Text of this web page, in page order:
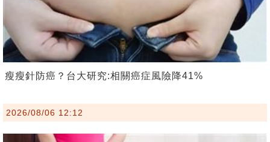
瘦瘦針防癌？台大研究:相關癌症風險降41%
2026/08/06 12:12